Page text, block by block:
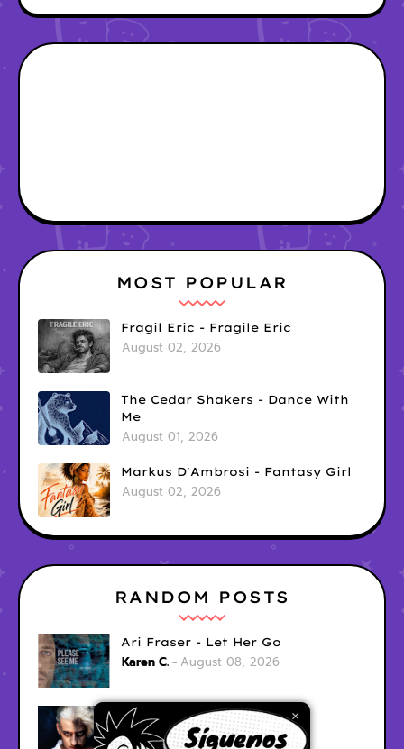
×
MOST POPULAR
Fragil Eric - Fragile Eric
August 02, 2026
The Cedar Shakers - Dance With
Me
August 01, 2026
Markus D'Ambrosi - Fantasy Girl
August 02, 2026
RANDOM POSTS
Ari Fraser - Let Her Go
Karen C. August 08, 2026
Smii - Red City Lights
Karen C. August 08, 2026